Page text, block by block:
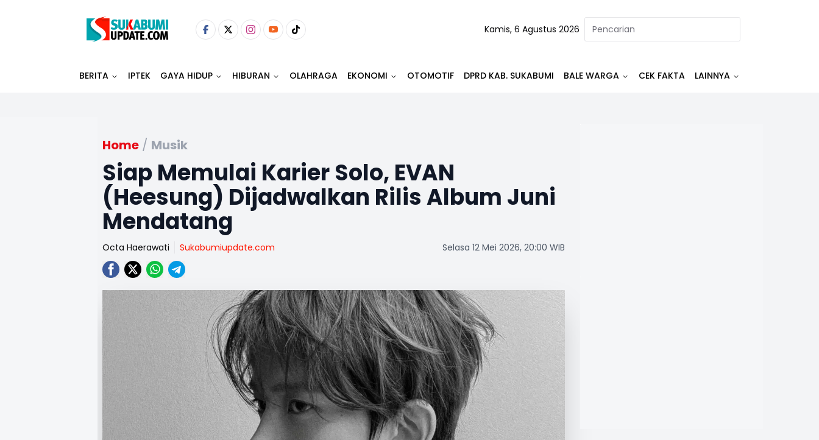
Kamis, 6 Agustus 2026
BERITA IPTEK GAYA HIDUP HIBURAN OLAHRAGA EKONOMI OTOMOTIF DPRD KAB. SUKABUMI BALE WARGA CEK FAKTA LAINNYA
Home / Musik
Siap Memulai Karier Solo, EVAN
(Heesung) Dijadwalkan Rilis Album Juni
Mendatang
Octa Haerawati Sukabumiupdate.com Selasa 12 Mei 2026, 20:00 WIB